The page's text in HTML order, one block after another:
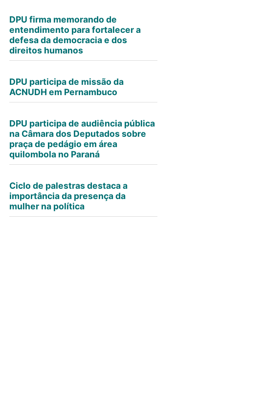
DPU firma memorando de
entendimento para fortalecer a
defesa da democracia e dos
direitos humanos
DPU participa de missão da
ACNUDH em Pernambuco
DPU participa de audiência pública
na Câmara dos Deputados sobre
praça de pedágio em área
quilombola no Paraná
Ciclo de palestras destaca a
importância da presença da
mulher na política